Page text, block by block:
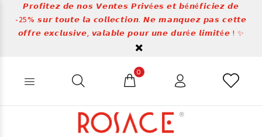
𝙋𝙧𝙤𝙛𝙞𝙩𝙚𝙯 𝙙𝙚 𝙣𝙤𝙨 𝙑𝙚𝙣𝙩𝙚𝙨 𝙋𝙧𝙞𝙫é𝙚𝙨 𝙚𝙩 𝙗é𝙣é𝙛𝙞𝙘𝙞𝙚𝙯 𝙙𝙚
-25% 𝙨𝙪𝙧 𝙩𝙤𝙪𝙩𝙚 𝙡𝙖 𝙘𝙤𝙡𝙡𝙚𝙘𝙩𝙞𝙤𝙣. 𝙉𝙚 𝙢𝙖𝙣𝙦𝙪𝙚𝙯 𝙥𝙖𝙨 𝙘𝙚𝙩𝙩𝙚
𝙤𝙛𝙛𝙧𝙚 𝙚𝙭𝙘𝙡𝙪𝙨𝙞𝙫𝙚, 𝙫𝙖𝙡𝙖𝙗𝙡𝙚 𝙥𝙤𝙪𝙧 𝙪𝙣𝙚 𝙙𝙪𝙧é𝙚 𝙡𝙞𝙢𝙞𝙩é𝙚 ! ✨
0